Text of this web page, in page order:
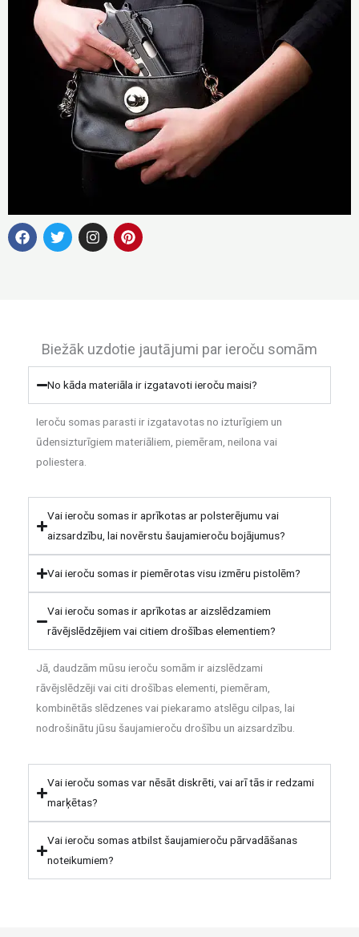
F
a
c
T
w
i
I
n
s
m
P
i
n
t
Biežāk uzdotie jautājumi par ieroču somām
No kāda materiāla ir izgatavoti ieroču maisi?
Ieroču somas parasti ir izgatavotas no izturīgiem un
ūdensizturīgiem materiāliem, piemēram, neilona vai
poliestera.
Vai ieroču somas ir aprīkotas ar polsterējumu vai
aizsardzību, lai novērstu šaujamieroču bojājumus?
Vai ieroču somas ir piemērotas visu izmēru pistolēm?
Vai ieroču somas ir aprīkotas ar aizslēdzamiem
rāvējslēdzējiem vai citiem drošības elementiem?
Jā, daudzām mūsu ieroču somām ir aizslēdzami
rāvējslēdzēji vai citi drošības elementi, piemēram,
kombinētās slēdzenes vai piekaramo atslēgu cilpas, lai
nodrošinātu jūsu šaujamieroču drošību un aizsardzību.
Vai ieroču somas var nēsāt diskrēti, vai arī tās ir redzami
marķētas?
Vai ieroču somas atbilst šaujamieroču pārvadāšanas
noteikumiem?